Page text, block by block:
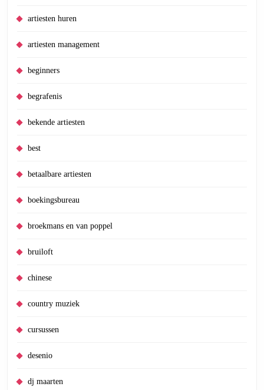
artiesten huren
artiesten management
beginners
begrafenis
bekende artiesten
best
betaalbare artiesten
boekingsbureau
broekmans en van poppel
bruiloft
chinese
country muziek
cursussen
desenio
dj maarten